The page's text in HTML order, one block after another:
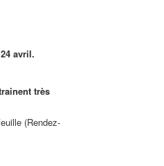
avril.
très
(Rendez-